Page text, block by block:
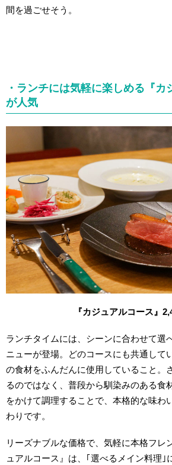
間を過ごせそう。
・ランチには気軽に楽しめる『カ
が人気
『カジュアルコース』
ランチタイムには、シーンに合わせて選
ニューが登場。どのコースにも共通して
の食材をふんだんに使用していること。
るのではなく、普段から馴染みのある食
をかけて調理することで、本格的な味わ
わりです。
リーズナブルな価格で、気軽に本格フレ
ュアルコース』は、｢選べるメイン料理｣